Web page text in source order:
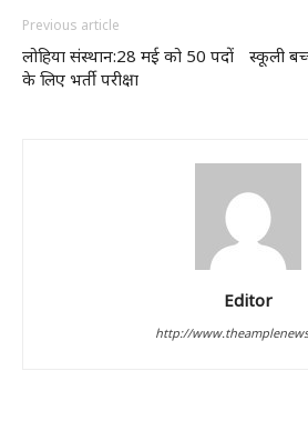
Previous article
लोहिया संस्थान:28 मई को 50 पदों
के लिए भर्ती परीक्षा
स्कूली
Editor
http://